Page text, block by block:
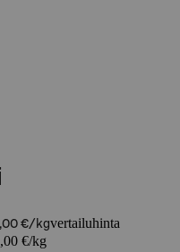
€/kgvertailuhinta
€/kg